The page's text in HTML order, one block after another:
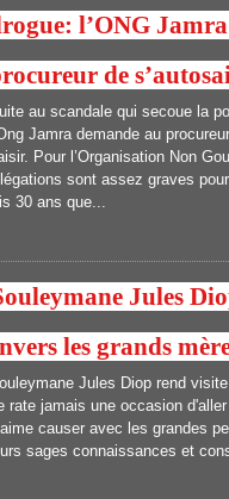
l’ONG
de
au scandale qui secoue la
Jamra demande au
Pour l’Organisation Non
sont assez graves
30 ans que...
Jules
les grands
Jules Diop rend
rate jamais une occasion
causer avec les grandes
sages connaissances et